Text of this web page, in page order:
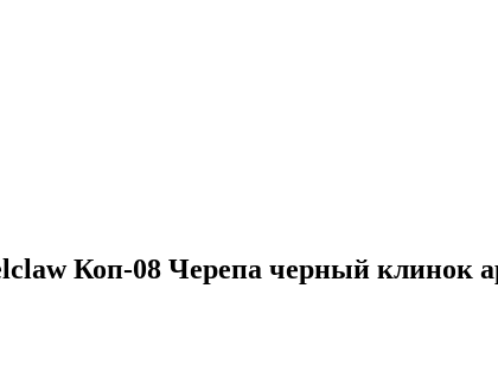
Коп-08 Черепа черный клинок